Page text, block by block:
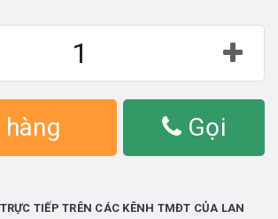
Gọi
TIẾP TRÊN CÁC KÊNH TMĐT CỦA LAN